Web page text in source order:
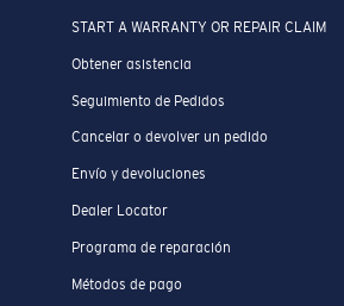
START A WARRANTY OR REPAIR CLAIM
Obtener asistencia
Seguimiento de Pedidos
Cancelar o devolver un pedido
Envío y devoluciones
Dealer Locator
Programa de reparación
Métodos de pago